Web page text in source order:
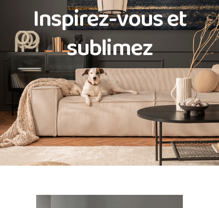
Inspirez-vous et
sublimez